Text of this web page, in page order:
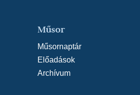
Műsor
Műsornaptár
Előadások
Archívum